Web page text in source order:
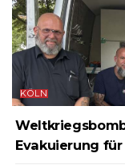
KÖLN
Evakuierung